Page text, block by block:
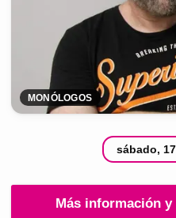
MONÓLOGOS
sábado,
Más información y